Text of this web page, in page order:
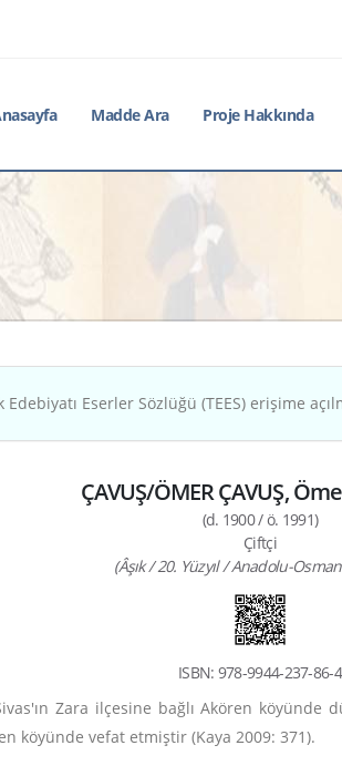
Madde Ara Proje Hakkında
Eserler Sözlüğü (TEES) erişime
ÇAVUŞ/ÖMER ÇAVUŞ,
(d. 1900 / ö. 1991)
Çiftçi
(Âşık / 20. Yüzyıl / Anadolu-
ISBN: 978-9944-237-86-4
Zara ilçesine bağlı Akören
köyünde vefat etmiştir (Kaya 2009: 371).